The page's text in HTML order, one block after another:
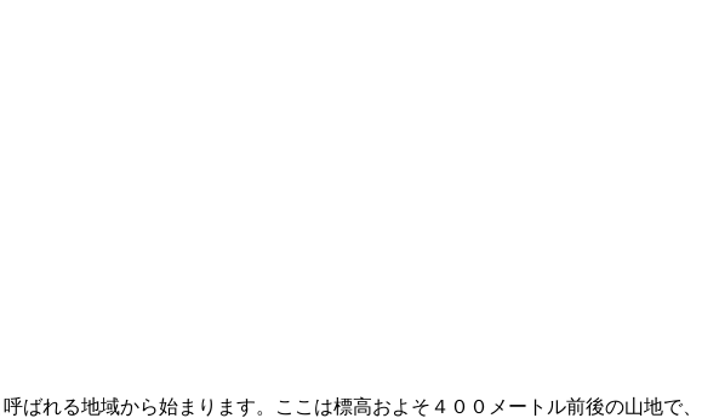
ばれる地域から始まります。ここは標高およそ４００メートル前後の山地で、